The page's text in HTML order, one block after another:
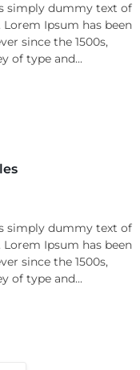
simply dummy text of
Ipsum has been
since the 1500s,
of type and...
simply dummy text of
Ipsum has been
since the 1500s,
of type and...